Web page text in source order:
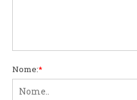
Nome:*